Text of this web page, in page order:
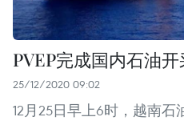
PVEP完成国内石油
25/12/2020 09:02
12月25日早上6时，越南